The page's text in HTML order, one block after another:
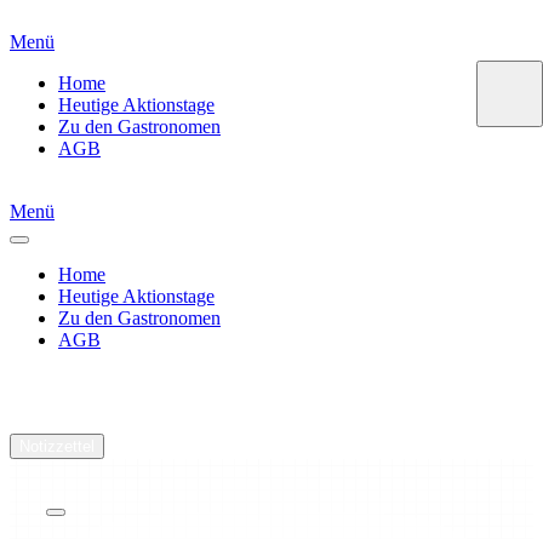
Menü
Home
Heutige Aktionstage
Zu den Gastronomen
AGB
Menü
Home
Heutige Aktionstage
Zu den Gastronomen
AGB